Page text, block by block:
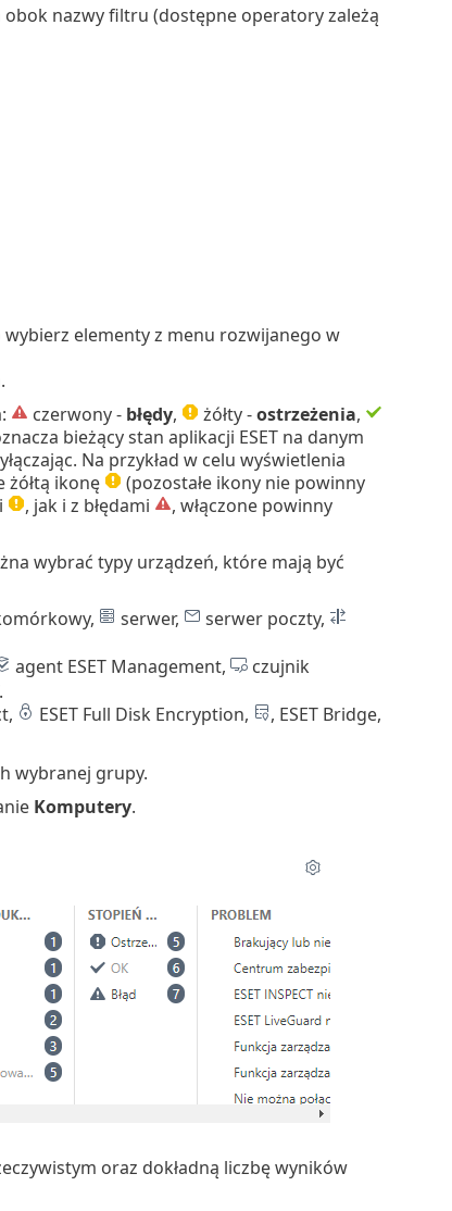
nazwy filtru (dostępne operatory zależą
elementy z menu rozwijanego w
czerwony - błędy, żółty -ostrzeżenia,
bieżący stan aplikacji ESET na danym
Na przykład w celu wyświetlenia
żółtą ikonę
(pozostałe ikony nie powinny
, jak i z błędami
, włączone powinny
wybrać typy urządzeń, które mają być
serwer,
serwer poczty,
agent ESET Management,
czujnik
ESET Full Disk Encryption,
, ESET Bridge,
wybranej grupy.
Komputery.
oraz dokładną liczbę wyników